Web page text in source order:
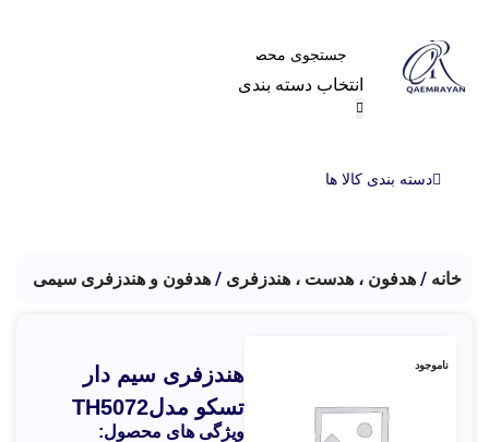
انتخاب دسته بندی
دسته بندی کالا ها
خانه هدفون ، هدست ، هندزفری هدفون و هندزفری سیمی
ناموجود
هندزفری سیم دار
تسکو مدلTH5072
ویژگی های محصول: